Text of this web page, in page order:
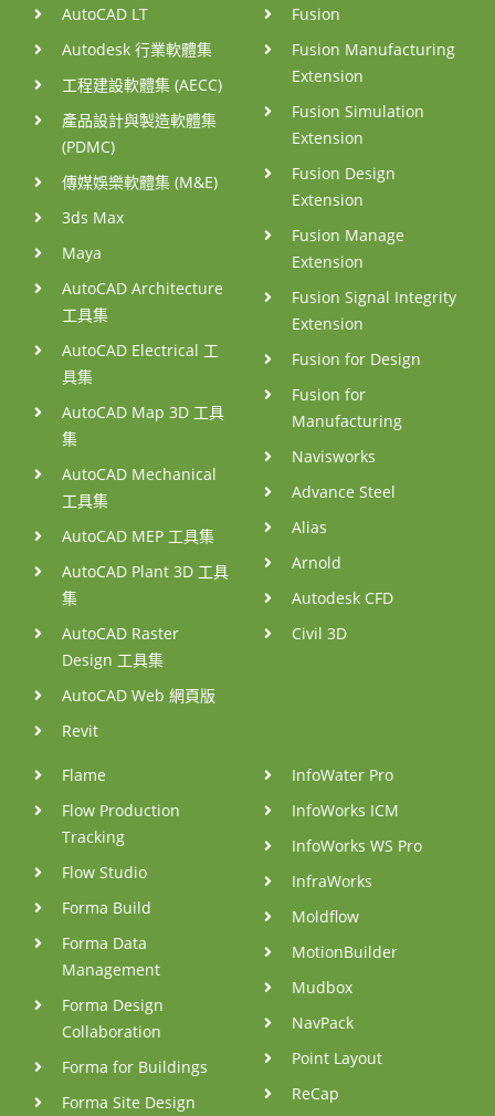
AutoCAD LT
Autodesk 行業軟體集
工程建設軟體集 (AECC)
產品設計與製造軟體集
(PDMC)
傳媒娛樂軟體集 (M&E)
3ds Max
Maya
AutoCAD Architecture
工具集
AutoCAD Electrical 工
具集
AutoCAD Map 3D 工具
集
AutoCAD Mechanical
工具集
AutoCAD MEP 工具集
AutoCAD Plant 3D 工具
集
AutoCAD Raster
Design 工具集
AutoCAD Web 網頁版
Revit
Fusion
Fusion Manufacturing
Extension
Fusion Simulation
Extension
Fusion Design
Extension
Fusion Manage
Extension
Fusion Signal Integrity
Extension
Fusion for Design
Fusion for
Manufacturing
Navisworks
Advance Steel
Alias
Arnold
Autodesk CFD
Civil 3D
Flame
Flow Production
Tracking
Flow Studio
Forma Build
Forma Data
Management
Forma Design
Collaboration
Forma for Buildings
Forma Site Design
InfoWater Pro
InfoWorks ICM
InfoWorks WS Pro
InfraWorks
Moldflow
MotionBuilder
Mudbox
NavPack
Point Layout
ReCap